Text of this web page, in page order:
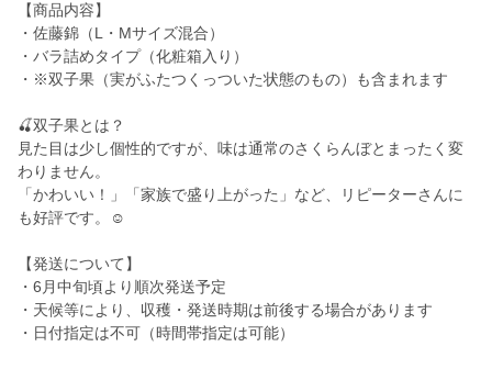
【商品内容】
・佐藤錦（L・Mサイズ混合）
・バラ詰めタイプ（化粧箱入り）
・※双子果（実がふたつくっついた状態のもの）も含まれます
🍒双子果とは？
見た目は少し個性的ですが、味は通常のさくらんぼとまったく変
わりません。
「かわいい！」「家族で盛り上がった」など、リピーターさんに
も好評です。☺️
【発送について】
・6月中旬頃より順次発送予定
・天候等により、収穫・発送時期は前後する場合があります
・日付指定は不可（時間帯指定は可能）